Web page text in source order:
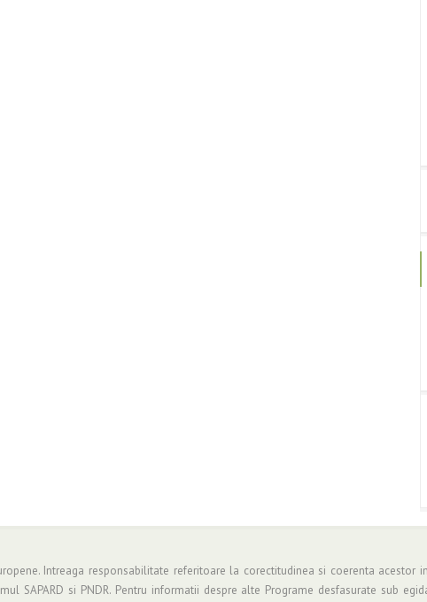
Intreaga responsabilitate referitoare la corectitudinea si coerenta acestor
SAPARD si PNDR. Pentru informatii despre alte Programe desfasurate sub